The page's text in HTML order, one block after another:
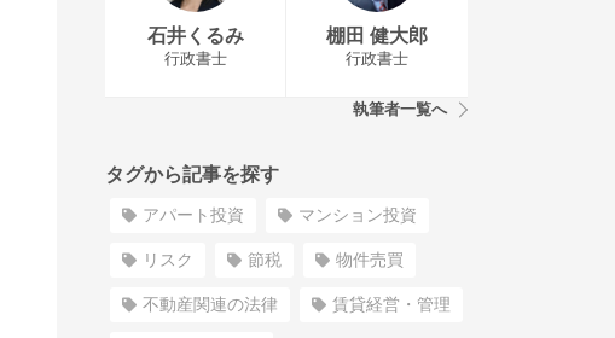
石井くるみ
行政書士
棚田 健大郎
行政書士
執筆者一覧へ
タグから記事を探す
アパート投資 マンション投資
リスク 節税 物件売買
不動産関連の法律 賃貸経営・管理